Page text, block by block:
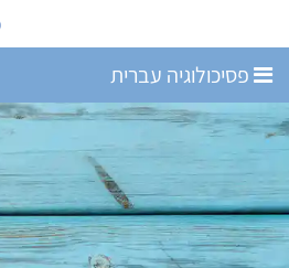
פסיכולוגיה עברית